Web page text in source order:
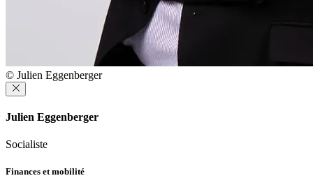
© Julien Eggenberger
Julien Eggenberger
Socialiste
Finances et mobilité